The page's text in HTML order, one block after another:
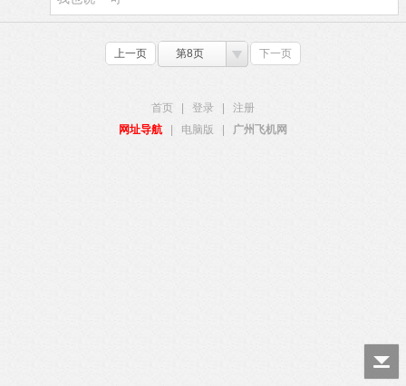
上一页 第8页 下一页
首页 登录
注册
网址导航
电脑版 广州飞机网